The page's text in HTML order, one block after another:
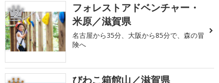
2
フォレストアドベンチャー・
米原／滋賀県
名古屋から35分、大阪から85分で、森の冒
険へ
びわこ箱館山／滋賀県